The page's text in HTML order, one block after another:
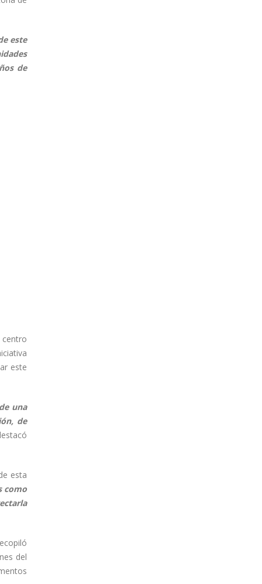
este
de
este
una
de
esta
como
del